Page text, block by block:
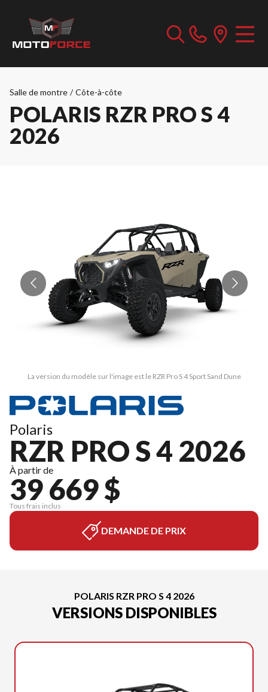
Salle de montre / Côte-à-côte
POLARIS RZR PRO S 4
2026
La version du modèle sur l'image est le RZR Pro S 4 Sport Sand Dune
Polaris
RZR PRO S 4 2026
À partir de
39 669 $
Tous frais inclus
DEMANDE DE PRIX
POLARIS RZR PRO S 4 2026
VERSIONS DISPONIBLES